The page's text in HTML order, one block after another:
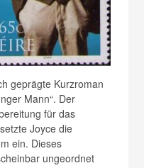
geprägte Kurzroman
Mann“. Der
für das
Joyce die
ein. Dieses
ungeordnet